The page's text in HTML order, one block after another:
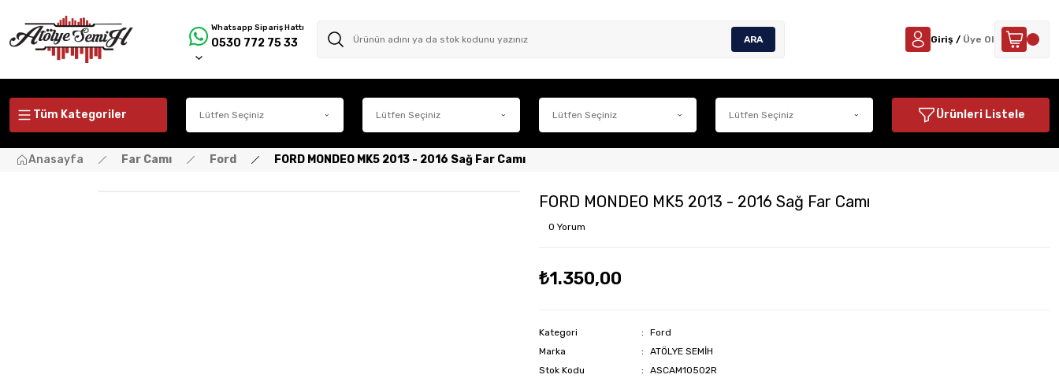
Whatsapp Sipariş Hattı
0530 772 75 33 ARA Giriş / Üye Ol
Tüm Kategoriler Ürünleri Listele
Anasayfa Far Camı Ford FORD MONDEO MK5 2013 - 2016 Sağ Far Camı
FORD MONDEO MK5 2013 - 2016 Sağ Far Camı
0 Yorum
₺1.350,00
Kategori
Ford
Marka
ATÖLYE SEMİH
Stok Kodu
ASCAM10502R